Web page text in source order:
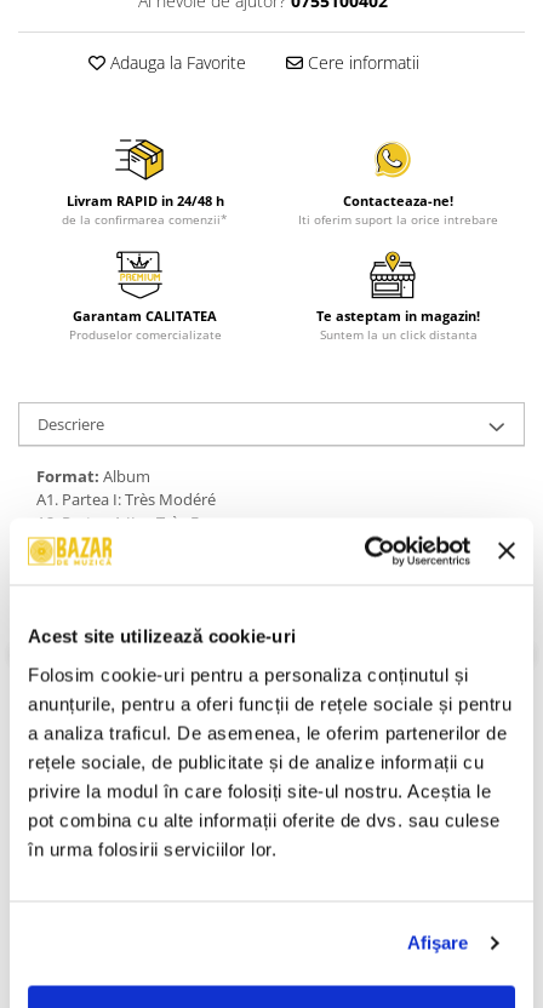
Acest site utilizează cookie-uri
Folosim cookie-uri pentru a personaliza conținutul și
anunțurile, pentru a oferi funcții de rețele sociale și pentru
a analiza traficul. De asemenea, le oferim partenerilor de
rețele sociale, de publicitate și de analize informații cu
privire la modul în care folosiți site-ul nostru. Aceștia le
pot combina cu alte informații oferite de dvs. sau culese
în urma folosirii serviciilor lor.
Afişare
Adauga la Favorite Cere informatii
Livram RAPID in 24/48 h
de la confirmarea comenzii*
Contacteaza-ne!
Iti oferim suport la orice intrebare
Garantam CALITATEA
Produselor comercializate
Te asteptam in magazin!
Suntem la un click distanta
Descriere
Format: Album
A1. Partea I: Très Modéré
A2. Partea A II-a: Très Fougueux
B1. Partea A III-a: Lentement
B2. Partea A IV-a: Mouvement De Valse Bien Rythmée
Gen:Clasică
Informatii conformitate produs
Review-uri(0)
PRODUSE ALTERNATIVE
Filarmonicii Din Cluj-